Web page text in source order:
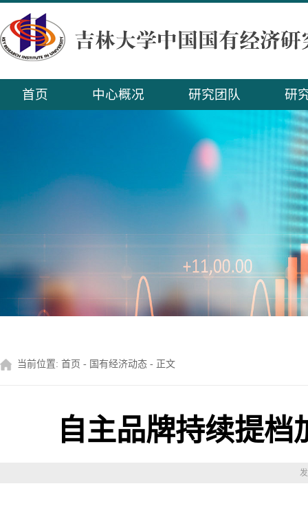
首页 中心概况 研究团队 研
当前位置: 首页 - 国有经济动态 - 正文
自主品牌持续提档